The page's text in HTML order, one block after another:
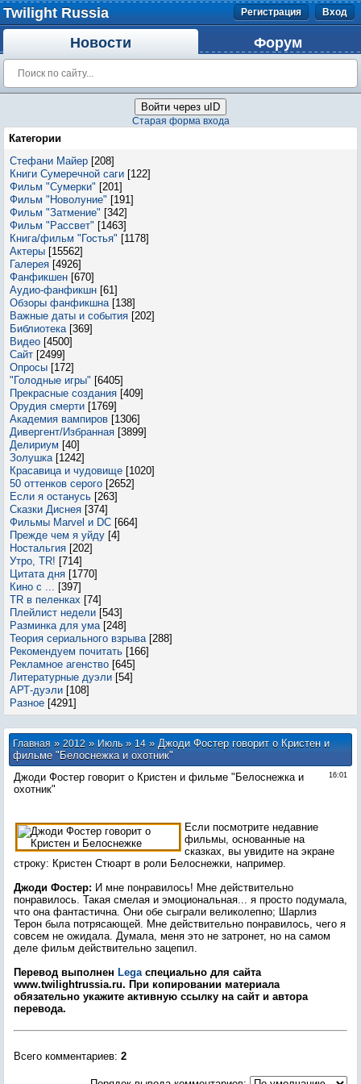
Twilight Russia Регистрация Вход
Новости Форум
Войти через uID
Старая форма входа
Категории
Стефани Майер [208]
Книги Сумеречной саги [122]
Фильм "Сумерки" [201]
Фильм "Новолуние" [191]
Фильм "Затмение" [342]
Фильм "Рассвет" [1463]
Книга/фильм "Гостья" [1178]
Актеры [15562]
Галерея [4926]
Фанфикшен [670]
Аудио-фанфикшн [61]
Обзоры фанфикшна [138]
Важные даты и события [202]
Библиотека [369]
Видео [4500]
Сайт [2499]
Опросы [172]
"Голодные игры" [6405]
Прекрасные создания [409]
Орудия смерти [1769]
Академия вампиров [1306]
Дивергент/Избранная [3899]
Делириум [40]
Золушка [1242]
Красавица и чудовище [1020]
50 оттенков серого [2652]
Если я останусь [263]
Сказки Диснея [374]
Фильмы Marvel и DC [664]
Прежде чем я уйду [4]
Ностальгия [202]
Утро, TR! [714]
Цитата дня [1770]
Кино с ... [397]
TR в пеленках [74]
Плейлист недели [543]
Разминка для ума [248]
Теория сериального взрыва [288]
Рекомендуем почитать [166]
Рекламное агенство [645]
Литературные дуэли [54]
АРТ-дуэли [108]
Разное [4291]
Главная»2012 » Июль » 14» Джоди Фостер говорит о Кристен и
фильме "Белоснежка и охотник"
16:01
Джоди Фостер говорит о Кристен и фильме "Белоснежка и
охотник"
Если посмотрите недавние
фильмы, основанные на
сказках, вы увидите на экране
строку: Кристен Стюарт в роли Белоснежки, например.
Джоди Фостер: И мне понравилось! Мне действительно
понравилось. Такая смелая и эмоциональная... я просто подумала,
что она фантастична. Они обе сыграли великолепно; Шарлиз
Терон была потрясающей. Мне действительно понравилось, чего я
совсем не ожидала. Думала, меня это не затронет, но на самом
деле фильм действительно зацепил.
Перевод выполнен Legaспециально для сайта
www.twilightrussia.ru. При копировании материала
обязательно укажите активную ссылку на сайт и автора
перевода.
Всего комментариев: 2